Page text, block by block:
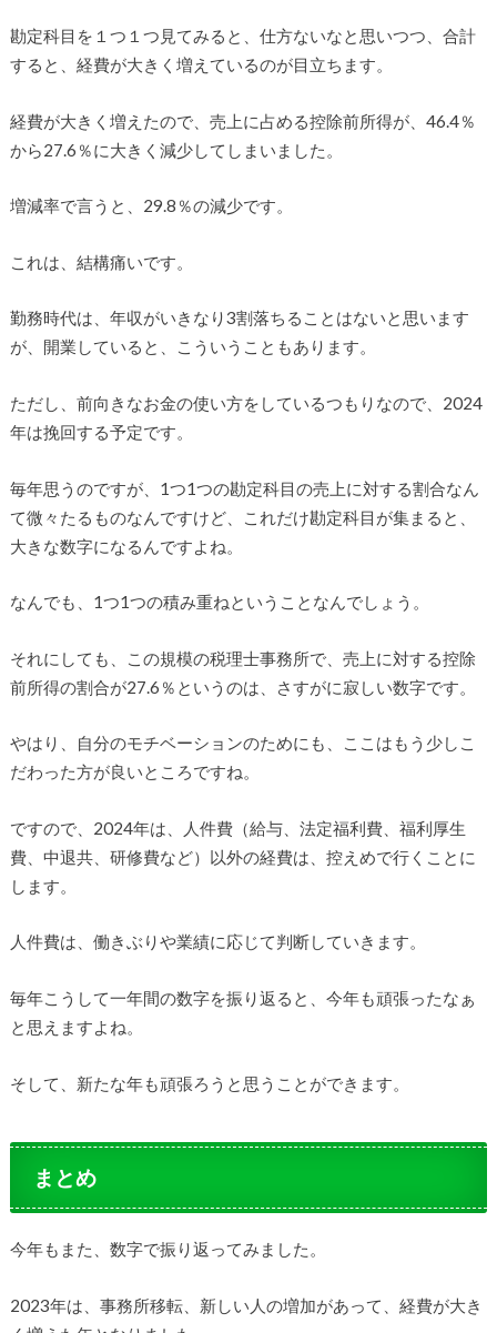
勘定科目を１つ１つ見てみると、仕方ないなと思いつつ、合計
すると、経費が大きく増えているのが目立ちます。
経費が大きく増えたので、売上に占める控除前所得が、46.4％
から27.6％に大きく減少してしまいました。
増減率で言うと、29.8％の減少です。
これは、結構痛いです。
勤務時代は、年収がいきなり3割落ちることはないと思います
が、開業していると、こういうこともあります。
ただし、前向きなお金の使い方をしているつもりなので、2024
年は挽回する予定です。
毎年思うのですが、1つ1つの勘定科目の売上に対する割合なん
て微々たるものなんですけど、これだけ勘定科目が集まると、
大きな数字になるんですよね。
なんでも、1つ1つの積み重ねということなんでしょう。
それにしても、この規模の税理士事務所で、売上に対する控除
前所得の割合が27.6％というのは、さすがに寂しい数字です。
やはり、自分のモチベーションのためにも、ここはもう少しこ
だわった方が良いところですね。
ですので、2024年は、人件費（給与、法定福利費、福利厚生
費、中退共、研修費など）以外の経費は、控えめで行くことに
します。
人件費は、働きぶりや業績に応じて判断していきます。
毎年こうして一年間の数字を振り返ると、今年も頑張ったなぁ
と思えますよね。
そして、新たな年も頑張ろうと思うことができます。
まとめ
今年もまた、数字で振り返ってみました。
2023年は、事務所移転、新しい人の増加があって、経費が大き